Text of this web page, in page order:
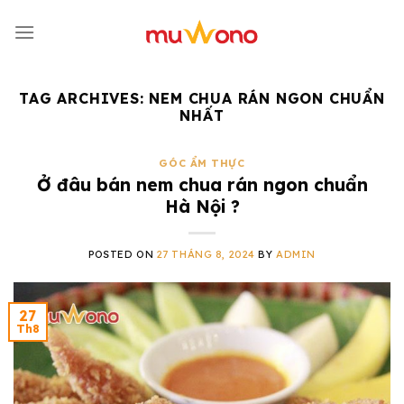
TAG ARCHIVES: NEM CHUA RÁN NGON CHUẨN
NHẤT
GÓC ẨM THỰC
Ở đâu bán nem chua rán ngon chuẩn
Hà Nội ?
POSTED ON 27 THÁNG 8, 2024 BY ADMIN
27
Th8